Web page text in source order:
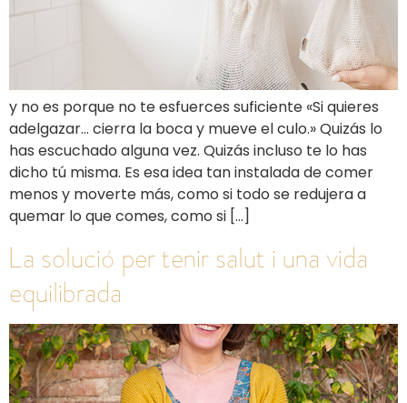
y no es porque no te esfuerces suficiente «Si quieres
adelgazar… cierra la boca y mueve el culo.» Quizás lo
has escuchado alguna vez. Quizás incluso te lo has
dicho tú misma. Es esa idea tan instalada de comer
menos y moverte más, como si todo se redujera a
quemar lo que comes, como si […]
La solució per tenir salut i una vida
equilibrada